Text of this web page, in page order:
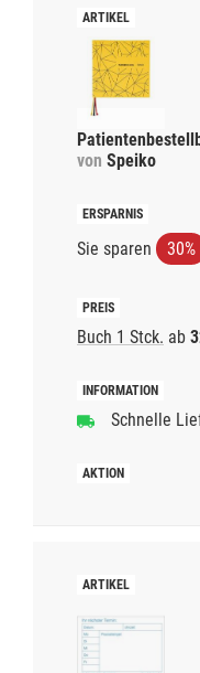
von Speiko
Sie sparen 30%
Buch 1 Stck. ab
Schnelle